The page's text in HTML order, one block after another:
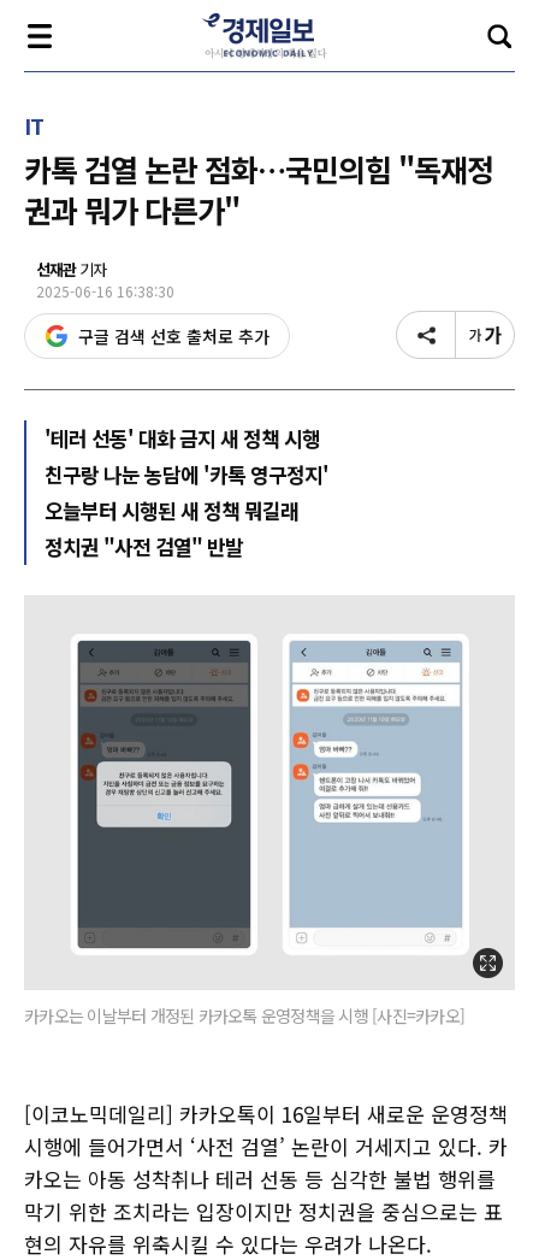
IT
카톡 검열 논란 점화…국민의힘 "독재정
권과 뭐가 다른가"
선재관기자
2025-06-16 16:38:30
구글 검색 선호 출처로 추가
'테러 선동' 대화 금지 새 정책 시행
친구랑 나눈 농담에 '카톡 영구정지'
오늘부터 시행된 새 정책 뭐길래
정치권 "사전 검열" 반발
카카오는 이날부터 개정된 카카오톡 운영정책을 시행 [사진=카카오]
[이코노믹데일리] 카카오톡이 16일부터 새로운 운영정책
시행에 들어가면서 ‘사전 검열’ 논란이 거세지고 있다. 카
카오는 아동 성착취나 테러 선동 등 심각한 불법 행위를
막기 위한 조치라는 입장이지만 정치권을 중심으로는 표
현의 자유를 위축시킬 수 있다는 우려가 나온다.